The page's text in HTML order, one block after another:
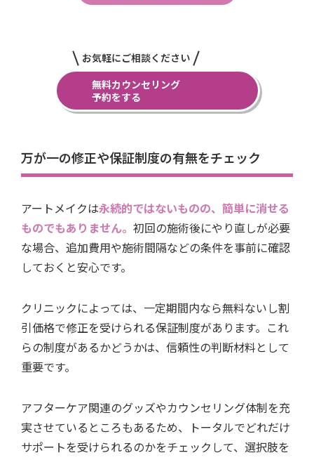
お気軽にご相談ください
無料カウンセリング
予約をする
万が一の修正や保証制度の有無をチェック
アートメイクは永続的ではないものの、簡単に消せる
ものでもありません。 初回の施術後にやり直しが必要
な場合、追加費用や施術間隔などの条件を事前に確認
しておくと安心です。
クリニックによっては、一定期間内なら無料ないし割
引価格で修正を受けられる保証制度があります。これ
らの制度があるかどうかは、信頼性の判断材料として
重要です。
アフターケア関連のグッズやカウンセリング体制を充
実させているところもあるため、トータルでどれだけ
サポートを受けられるのかをチェックして、選択肢を